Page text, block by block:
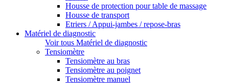
Housse de protection pour table de massage
Housse de transport
Etriers / Appui-jambes / repose-bras
Matériel de diagnostic
Voir tous Matériel de diagnostic
Tensiomètre
Tensiomètre au bras
Tensiomètre au poignet
Tensiomètre manuel